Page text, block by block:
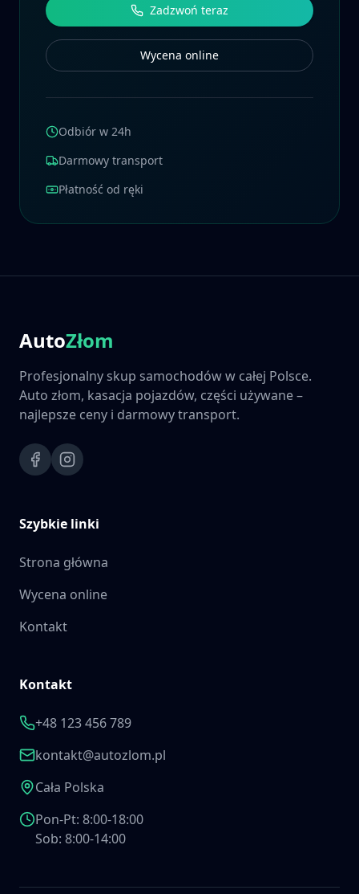
Zadzwoń teraz
Wycena online
Odbiór w 24h
Darmowy transport
Płatność od ręki
AutoZłom
Profesjonalny skup samochodów w całej Polsce.
Auto złom, kasacja pojazdów, części używane –
najlepsze ceny i darmowy transport.
Szybkie linki
Strona główna
Wycena online
Kontakt
Kontakt
+48 123 456 789
kontakt@autozlom.pl
Cała Polska
Pon-Pt: 8:00-18:00
Sob: 8:00-14:00